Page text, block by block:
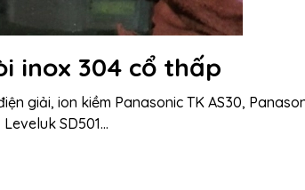
inox 304 cổ thấp
giải, ion kiềm Panasonic TK AS30,
SD501...